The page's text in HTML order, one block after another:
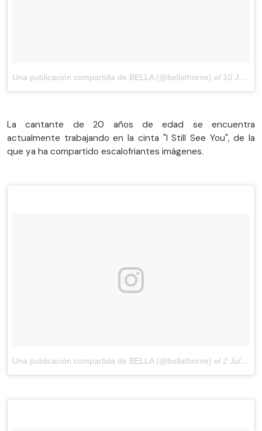
Una publicación compartida de BELLA (@bellathorne) el 10 Jul, 2018 a las 12:36 PDT
La cantante de 20 años de edad se encuentra
actualmente trabajando en la cinta "I Still See You", de la
que ya ha compartido escalofriantes imágenes.
Una publicación compartida de BELLA (@bellathorne) el 2 Jul, 2018 a las 3:14 PDT